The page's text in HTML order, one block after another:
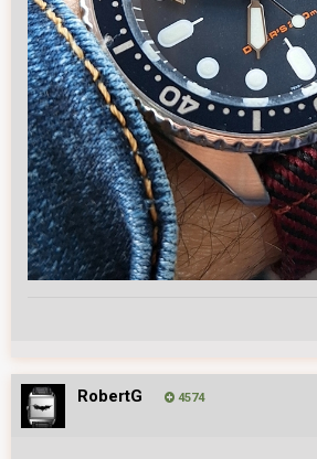
RobertG 4574